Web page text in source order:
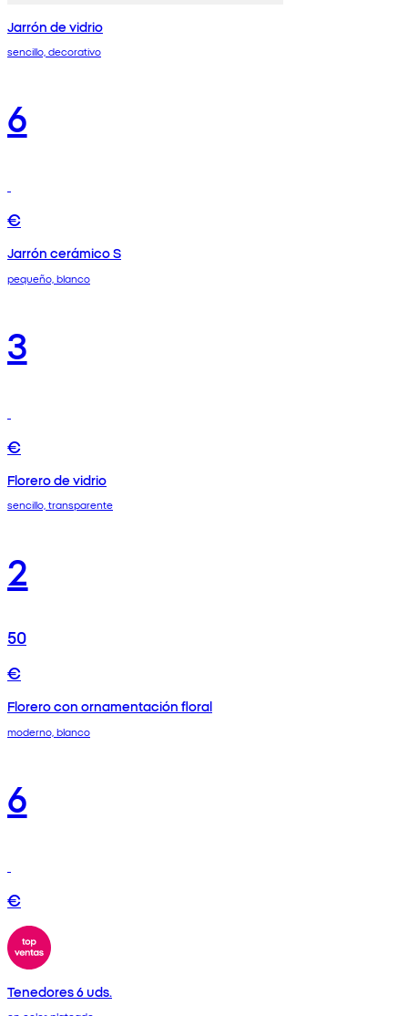
Jarrón de vidrio
sencillo, decorativo
6
€
Jarrón cerámico S
pequeño, blanco
3
€
Florero de vidrio
sencillo, transparente
2
50
€
Florero con ornamentación floral
moderno, blanco
6
€
Tenedores 6 uds.